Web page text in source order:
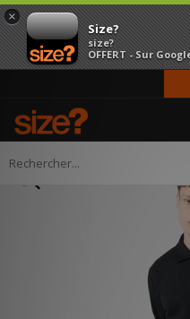
×
Size?
size?
OFFERT - Sur
Accueil Homme